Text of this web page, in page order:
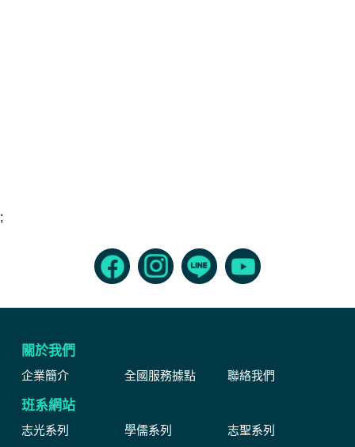
;
關於我們
企業簡介 全國服務據點 聯絡我們
班系網站
志光系列 學儒系列
志聖系列